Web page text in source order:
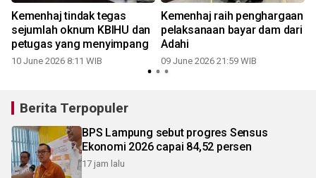
Kemenhaj tindak tegas
sejumlah oknum KBIHU dan
petugas yang menyimpang
10 June 2026 8:11 WIB
Kemenhaj raih penghargaan
pelaksanaan bayar dam dari
Adahi
09 June 2026 21:59 WIB
Berita Terpopuler
BPS Lampung sebut progres Sensus
Ekonomi 2026 capai 84,52 persen
17 jam lalu